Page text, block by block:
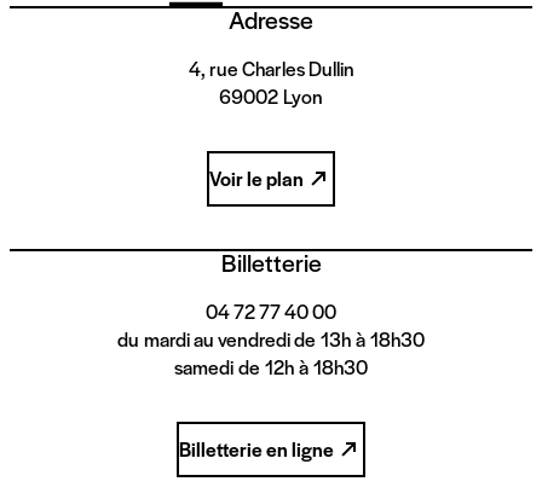
Adresse
4, rue Charles Dullin
69002 Lyon
Voir le plan
Billetterie
04 72 77 40 00
du mardi au vendredi de 13h à 18h30
samedi de 12h à 18h30
Billetterie en ligne